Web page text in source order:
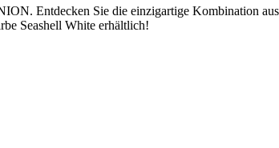
Entdecken Sie die einzigartige Kombination
Seashell White erhältlich!